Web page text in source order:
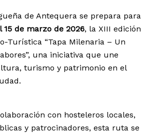
de Antequera se prepara para
15 de marzo de 2026, la XIII edición
Turística “Tapa Milenaria – Un
una iniciativa que une
turismo y patrimonio en el
con hosteleros locales,
y patrocinadores, esta ruta se